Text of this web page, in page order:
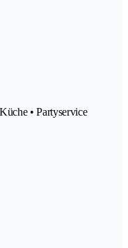
• Partyservice